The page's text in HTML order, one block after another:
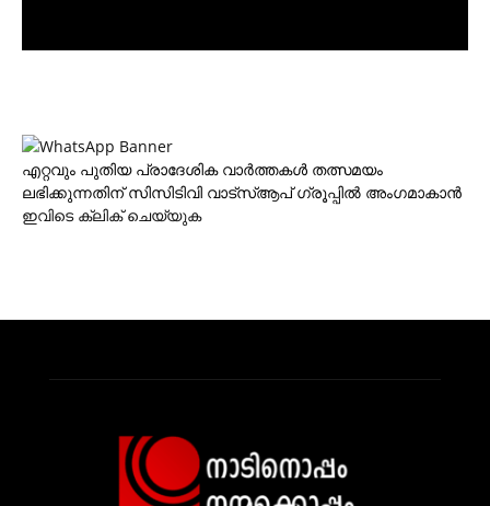
എറ്റവും പുതിയ പ്രാദേശിക വാര്‍ത്തകള്‍ തത്സമയം
ലഭിക്കുന്നതിന് സിസിടിവി വാട്‌സ്ആപ് ഗ്രൂപ്പില്‍ അംഗമാകാന്‍
ഇവിടെ ക്ലിക് ചെയ്യുക